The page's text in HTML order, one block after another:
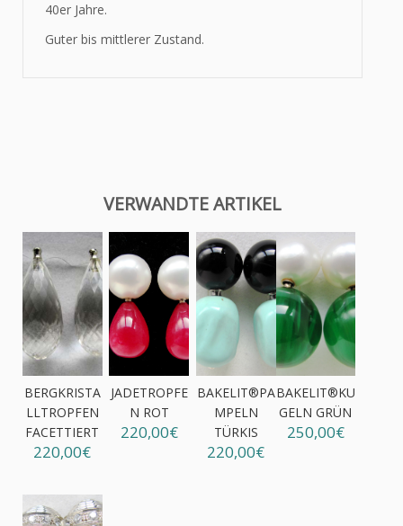
40er Jahre.
Guter bis mittlerer Zustand.
VERWANDTE ARTIKEL
BERGKRISTA
LLTROPFEN
FACETTIERT
220,00€
JADETROPFE
N ROT
220,00€
BAKELIT®PA
MPELN
TÜRKIS
220,00€
BAKELIT®KU
GELN GRÜN
250,00€